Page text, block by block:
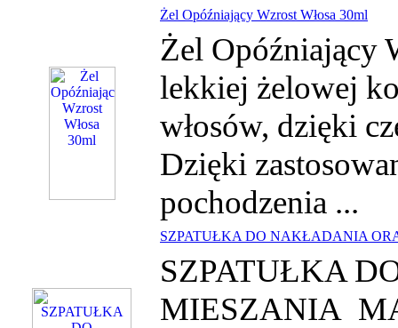
Żel Opóźniający Wzrost Włosa 30ml
Żel Opóźniający
lekkiej żelowej
włosów, dzięki
Dzięki
pochodzenia ...
SZPATUŁKA DO NAKŁADANIA
SZPATUŁKA
MIESZANIA